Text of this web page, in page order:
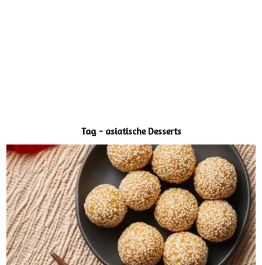
Tag - asiatische Desserts